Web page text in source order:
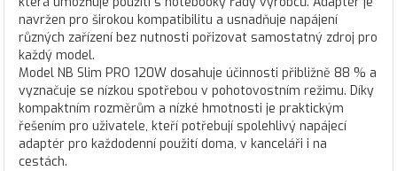
navržen pro širokou kompatibilitu a usnadňuje napájení
různých zařízení bez nutnosti pořizovat samostatný zdroj pro
každý model.
Model NB Slim PRO 120W dosahuje účinnosti přibližně 88 % a
vyznačuje se nízkou spotřebou v pohotovostním režimu. Díky
kompaktním rozměrům a nízké hmotnosti je praktickým
řešením pro uživatele, kteří potřebují spolehlivý napájecí
adaptér pro každodenní použití doma, v kanceláři i na
cestách.